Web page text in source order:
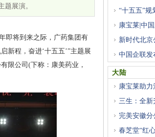
题展演。
即将到来之际，广药集团有
新程，奋进‘十五五’”主题展
限公司(下称：康美药业，
“十五五”规
康宝莱|中
新时代北
中国企联发
大陆
康宝莱助
三生：全新
完美安徽
春芝堂“红